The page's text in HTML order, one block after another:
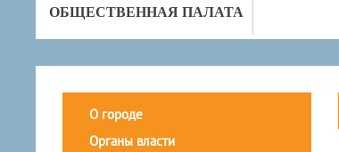
ОБЩЕСТВЕННАЯ ПАЛАТА
О городе
Органы власти